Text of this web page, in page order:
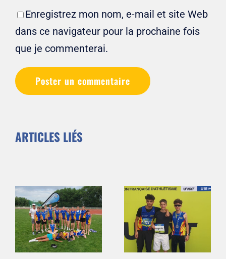
Enregistrez mon nom, e-mail et site Web
dans ce navigateur pour la prochaine fois
que je commenterai.
ARTICLES LIÉS